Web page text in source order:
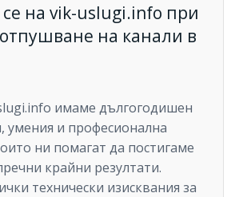
на vik-uslugi.info при
на канали в
имаме дългогодишен
умения и професионална
ни помагат да постигаме
крайни резултати.
технически изисквания за